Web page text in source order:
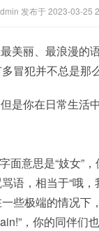
发布于 2023-03-25
美丽、最浪漫的
冒犯并不总是那么
是你在日常生活
意思是“妓女”，
语，相当于“哦，
些极端的情况
，你的同伴们